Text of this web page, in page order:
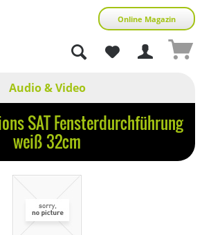
Online Magazin
Audio & Video
SAT Fensterdurchführung
weiß 32cm